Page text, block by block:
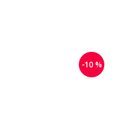
-10 %